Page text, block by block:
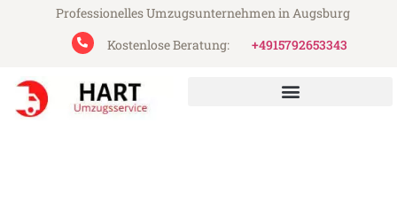
Professionelles Umzugsunternehmen in Augsburg
Kostenlose Beratung:
+4915792653343